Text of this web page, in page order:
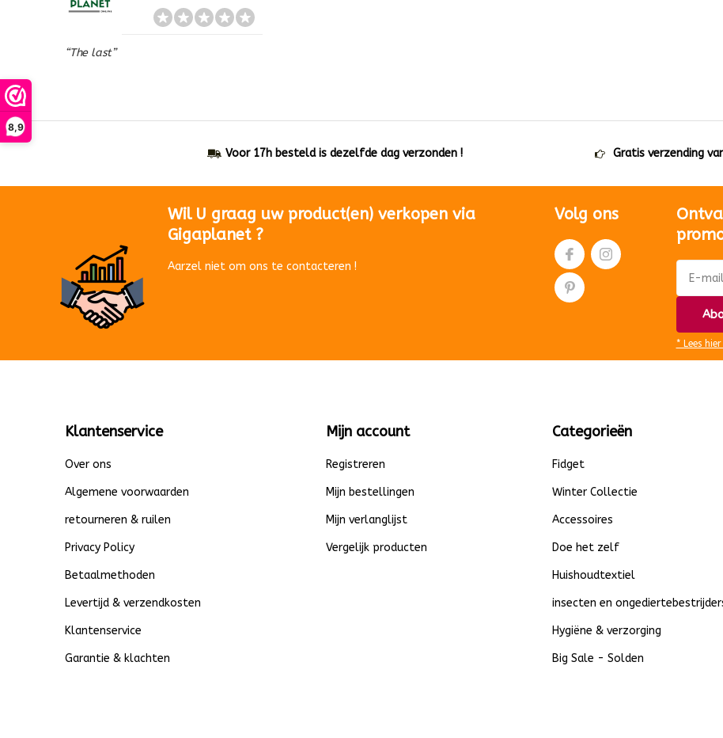
8,9
“The last”
Voor 17h besteld is dezelfde dag verzonden ! Gratis verzending
Wil U graag uw product(en) verkopen via
Gigaplanet ?
Aarzel niet om ons te contacteren !
Volg ons
* Lees
Klantenservice
Over ons
Algemene voorwaarden
retourneren & ruilen
Privacy Policy
Betaalmethoden
Levertijd & verzendkosten
Klantenservice
Garantie & klachten
Mijn account
Registreren
Mijn bestellingen
Mijn verlanglijst
Vergelijk producten
Categorieën
Fidget
Winter Collectie
Accessoires
Doe het zelf
Huishoudtextiel
insecten en
Hygiëne & verzorging
Big Sale - Solden